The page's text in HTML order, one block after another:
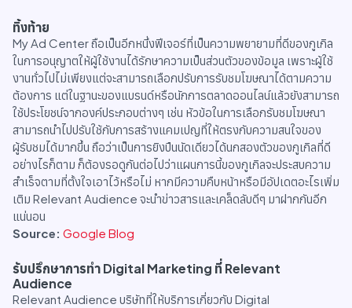
ทิ้งท้าย
My Ad Center ถือเป็นอีกหนึ่งฟีเจอร์ที่เป็นความพยายามที่ดีของกูเกิล
ในการอนุญาตให้ผู้ใช้งานได้รักษาความเป็นส่วนตัวของข้อมูล เพราะผู้ใช้
งานทั่วไปไม่เพียงแต่จะสามารถเลือกปรับการรับชมโฆษณาได้ตามความ
ต้องการ แต่ในฐานะของแบรนด์หรือนักการตลาดออนไลน์แล้วยังสามารถ
ใช้ประโยชน์จากองค์ประกอบต่างๆ เช่น หัวข้อในการเลือกรับชมโฆษณา
สามารถนำไปปรับใช้กับการสร้างแคมเปญที่ให้ตรงกับความสนใจของ
ผู้รับชมได้มากขึ้น ถือว่าเป็นการยิงปืนนัดเดียวได้นกสองตัวของกูเกิลที่ดี
อย่างไรก็ตาม ก็ต้องรอดูกันต่อไปว่าแผนการนี้ของกูเกิลจะประสบความ
สำเร็จตามที่ตั้งใจเอาไว้หรือไม่ หากมีความคืบหน้าหรือมีอัปเดตอะไรเพิ่ม
เติม Relevant Audience จะนำข่าวสารและเคล็ดลับดีๆ มาฝากกันอีก
แน่นอน
Source: Google Blog
รับปรึกษาการทำ Digital Marketing ที่ Relevant
Audience
Relevant Audience บริษัทที่ให้บริการเกี่ยวกับ Digital